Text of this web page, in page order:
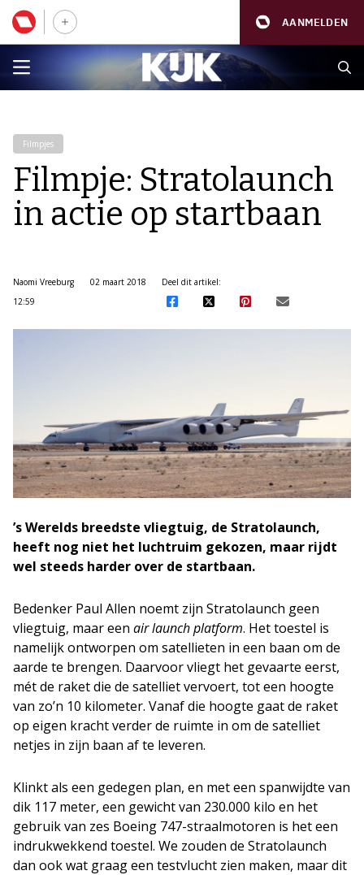
AANMELDEN
Filmpjes
Filmpje: Stratolaunch
in actie op startbaan
Naomi Vreeburg
02 maart 2018
12:59
Deel dit artikel:
’s Werelds breedste vliegtuig, de Stratolaunch,
heeft nog niet het luchtruim gekozen, maar rijdt
wel steeds harder over de startbaan.
Bedenker Paul Allen noemt zijn Stratolaunch geen
vliegtuig, maar een air launch platform. Het toestel is
namelijk ontworpen om satellieten in een baan om de
aarde te brengen. Daarvoor vliegt het gevaarte eerst,
mét de raket die de satelliet vervoert, tot een hoogte
van zo’n 10 kilometer. Vanaf die hoogte gaat de raket
op eigen kracht verder de ruimte in om de satelliet
netjes in zijn baan af te leveren.
Klinkt als een gedegen plan, en met een spanwijdte van
dik 117 meter, een gewicht van 230.000 kilo en het
gebruik van zes Boeing 747-straalmotoren is het een
indrukwekkend toestel. We zouden de Stratolaunch
dan ook wat graag een testvlucht zien maken, maar dit